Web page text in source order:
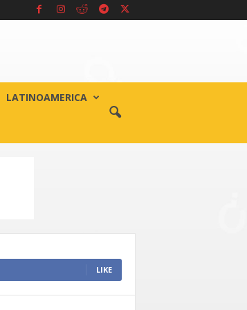
LATINOAMERICA
LIKE